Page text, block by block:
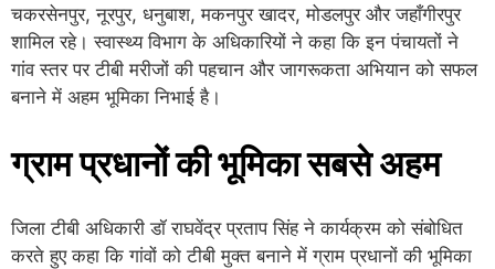
चकरसेनपुर, नूरपुर, धनुबाश, मकनपुर खादर, मोडलपुर और जहाँगीरपुर
शामिल रहे। स्वास्थ्य विभाग के अधिकारियों ने कहा कि इन पंचायतों ने
गांव स्तर पर टीबी मरीजों की पहचान और जागरूकता अभियान को सफल
बनाने में अहम भूमिका निभाई है।
ग्राम प्रधानों की भूमिका सबसे अहम
जिला टीबी अधिकारी डॉ राघवेंद्र प्रताप सिंह ने कार्यक्रम को संबोधित
करते हुए कहा कि गांवों को टीबी मुक्त बनाने में ग्राम प्रधानों की भूमिका